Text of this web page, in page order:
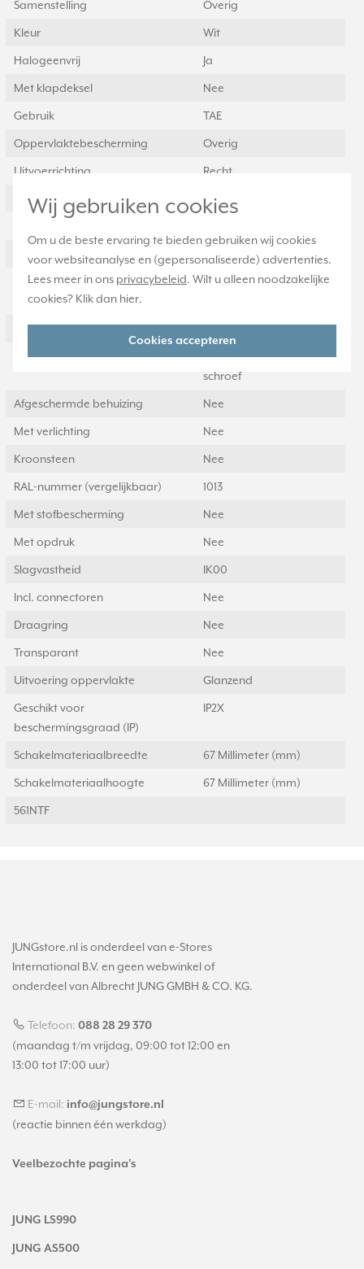
Wij gebruiken cookies
Om u de beste ervaring te bieden gebruiken wij cookies
voor websiteanalyse en (gepersonaliseerde) advertenties.
Lees meer in ons privacybeleid. Wilt u alleen noodzakelijke
cookies? Klik dan hier.
Cookies accepteren
Samenstelling Overig
Kleur Wit
Halogeenvrij Ja
Met klapdeksel Nee
Gebruik TAE
Oppervlaktebescherming Overig
Uitvoerrichting Recht
Met trekontlasting Nee
Opdrukveld Zonder label
Geschikt voor aantal
connectoren
1
Materiaal Kunststof
Bevestigingswijze
Bevestiging met
schroef
Afgeschermde behuizing Nee
Met verlichting Nee
Kroonsteen Nee
RAL-nummer (vergelijkbaar) 1013
Met stofbescherming Nee
Met opdruk Nee
Slagvastheid IK00
Incl. connectoren Nee
Draagring Nee
Transparant Nee
Uitvoering oppervlakte Glanzend
Geschikt voor
beschermingsgraad (IP)
IP2X
Schakelmateriaalbreedte 67 Millimeter (mm)
Schakelmateriaalhoogte 67 Millimeter (mm)
561NTF
JUNGstore.nl is onderdeel van e-Stores
International B.V. en geen webwinkel of
onderdeel van Albrecht JUNG GMBH & CO. KG.
Telefoon: 088 28 29 370
(maandag t/m vrijdag, 09:00 tot 12:00 en
13:00 tot 17:00 uur)
E-mail: info@jungstore.nl
(reactie binnen één werkdag)
Veelbezochte pagina's
JUNG LS990
JUNG AS500